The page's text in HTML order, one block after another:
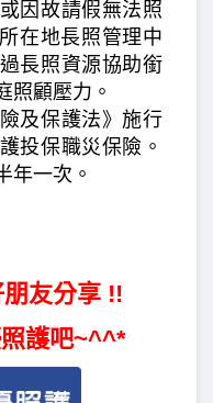
因故請假無法照
在地長照管理中
長照資源協助銜
照顧壓力。
及保護法》施行
投保職災保險。
年一次。
友分享 !!
護吧~^^*